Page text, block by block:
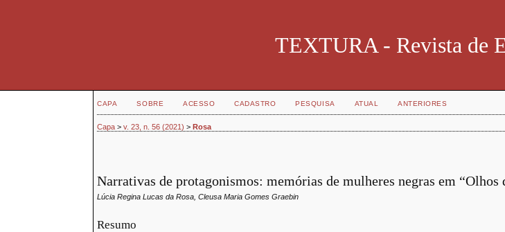
TEXTURA - Revista de
CAPA SOBRE ACESSO CADASTRO PESQUISA ATUAL ANTERIORES
Capa >v. 23, n. 56 (2021) >Rosa
Narrativas de protagonismos: memórias de mulheres negras em “Olhos
Lúcia Regina Lucas da Rosa, Cleusa Maria Gomes Graebin
Resumo